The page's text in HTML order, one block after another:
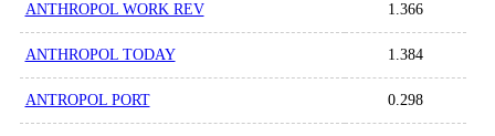
ANTHROPOL WORK REV 1.366
ANTHROPOL TODAY 1.384
ANTROPOL PORT 0.298